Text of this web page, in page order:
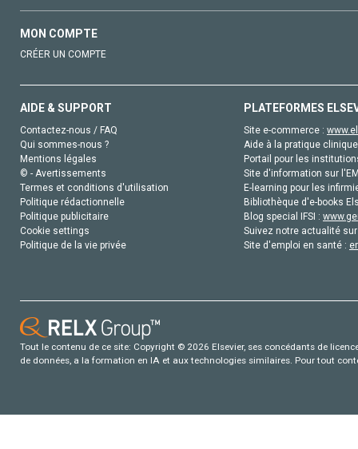
MON COMPTE
CRÉER UN COMPTE
AIDE & SUPPORT
Contactez-nous / FAQ
Qui sommes-nous ?
Mentions légales
© - Avertissements
Termes et conditions d'utilisation
Politique rédactionnelle
Politique publicitaire
Cookie settings
Politique de la vie privée
PLATEFORMES
Site e-commerce :
Aide à la pratique
Portail pour les
Site d'information sur
E-learning pour les
Bibliothèque d'e-books
Blog special IFSI :
Suivez notre actualité
Site d'emploi en santé :
Tout le contenu de ce site: Copyright © 2026 Elsevier, ses concédants de
de données, a la formation en IA et aux technologies similaires. Pour tout